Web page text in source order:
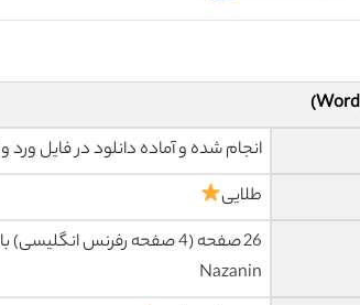
انجام شده و آماده دانلود در فایل ورد و PDF
طلایی
Nazanin